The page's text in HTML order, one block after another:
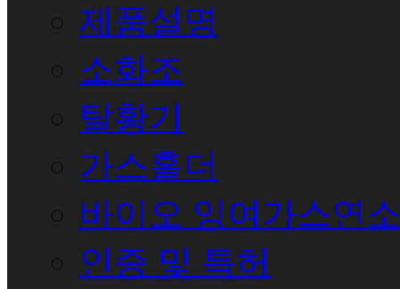
제품설명
소화조
탈황기
가스홀더
바이오 잉여가스연
인증 및 특허